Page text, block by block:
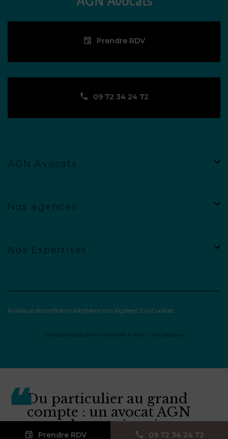
Prendre RDV
09 72 34 24 72
AGN Avocats
Nos agences
Nos Expertises
Politique de confidentialité Mentions légales CGU Cookies
Site web réalisé par Punchify.Me & Myx : UX/UI designer
Du particulier au grand
compte : un avocat AGN
pour chaque situation.
Prendre RDV 09 72 34 24 72